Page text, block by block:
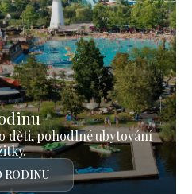
děti, pohodlné ubytování
RODINU